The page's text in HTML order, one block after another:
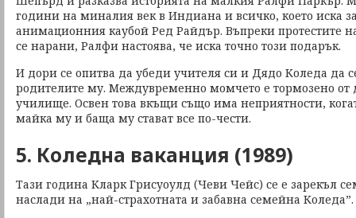
години на миналия век в Индиана и всичко, което иска
анимационния каубой Ред Райдър. Въпреки протестите
се нарани, Ралфи настоява, че иска точно този подарък.
И дори се опитва да убеди учителя си и Дядо Коледа да
родителите му. Междувременно момчето е тормозено от
училище. Освен това вкъщи също има неприятности,
майка му и баща му стават все по-чести.
5. Коледна ваканция (1989)
Тази година Кларк Грисуоулд (Чеви Чейс) се е зарекъл
наслади на „най-страхотната и забавна семейна Коледа”.